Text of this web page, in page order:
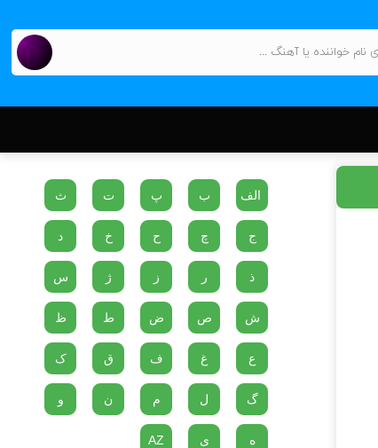
الف ب پ ت ث
ج چ ح خ د
ذ ر ز ژ س
ش ص ض ط ظ
ع غ ف ق ک
گ ل م ن و
ه ی AZ